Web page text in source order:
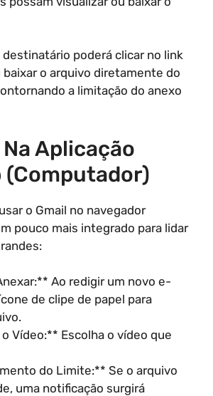
destinatário poderá clicar no link
baixar o arquivo diretamente do
a limitação do anexo
Aplicação
(Computador)
o Gmail no navegador
pouco mais integrado para lidar
Ao redigir um novo e-
de clipe de papel para
Vídeo:** Escolha o vídeo que
do Limite:** Se o arquivo
uma notificação surgirá